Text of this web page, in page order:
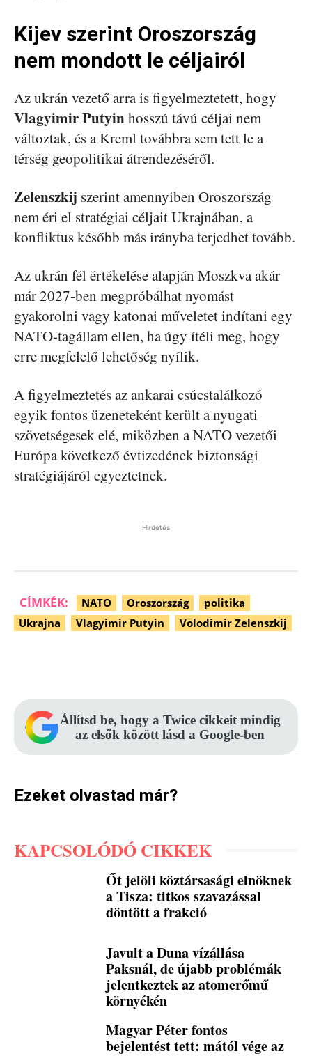
Kijev szerint Oroszország
nem mondott le céljairól
Az ukrán vezető arra is figyelmeztetett, hogy
Vlagyimir Putyinhosszú távú céljai nem
változtak, és a Kreml továbbra sem tett le a
térség geopolitikai átrendezéséről.
Zelenszkij szerint amennyiben Oroszország
nem éri el stratégiai céljait Ukrajnában, a
konfliktus később más irányba terjedhet tovább.
Az ukrán fél értékelése alapján Moszkva akár
már 2027-ben megpróbálhat nyomást
gyakorolni vagy katonai műveletet indítani egy
NATO-tagállam ellen, ha úgy ítéli meg, hogy
erre megfelelő lehetőség nyílik.
A figyelmeztetés az ankarai csúcstalálkozó
egyik fontos üzeneteként került a nyugati
szövetségesek elé, miközben a NATO vezetői
Európa következő évtizedének biztonsági
stratégiájáról egyeztetnek.
Hirdetés
CÍMKÉK: NATO Oroszország
politika
Ukrajna
Vlagyimir Putyin Volodimir Zelenszkij
Állítsd be, hogy a Twice cikkeit mindig
az elsők között lásd a Google-ben
Ezeket olvastad már?
KAPCSOLÓDÓ CIKKEK
Őt jelöli köztársasági elnöknek
a Tisza: titkos szavazással
döntött a frakció
Javult a Duna vízállása
Paksnál, de újabb problémák
jelentkeztek az atomerőmű
környékén
Magyar Péter fontos
bejelentést tett: mától vége az